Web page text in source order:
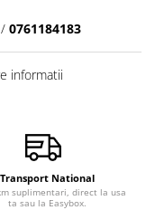
/ 0761184183
informatii
Transport National
suplimentari, direct la usa
ta sau la Easybox.